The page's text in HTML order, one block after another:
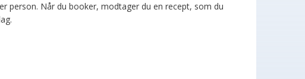
person. Når du booker, modtager du en recept, som du